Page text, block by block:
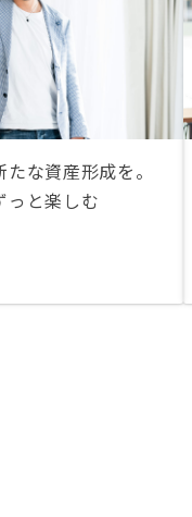
な資産形成を。
っと楽しむ